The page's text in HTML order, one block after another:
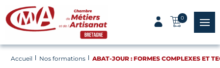
Panneau de gestion des cookies
0
menu
Accueil Nos formations ABAT-JOUR : FORMES COMPLEXES ET